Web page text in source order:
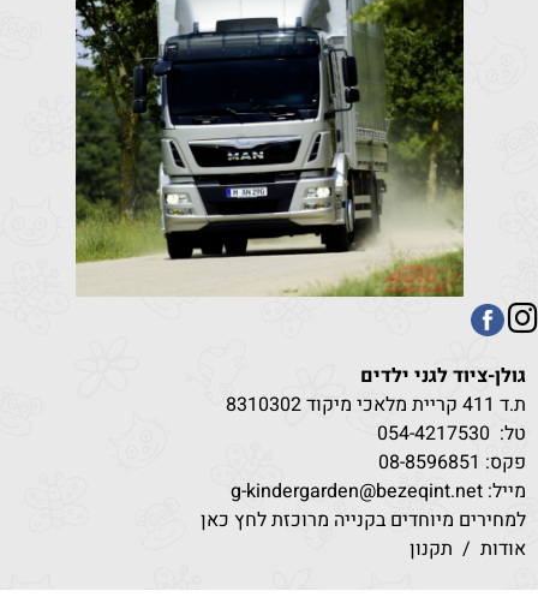
גולן-ציוד לגני ילדים
ת.ד 411 קריית מלאכי מיקוד 8310302
טל:
054-4217530
פקס: 08-8596851
מייל: g-kindergarden@bezeqint.net
למחירים מיוחדים בקנייה מרוכזת לחץ כאן
אודות/ תקנון